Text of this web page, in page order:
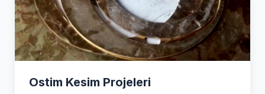
Ostim Kesim Projeleri